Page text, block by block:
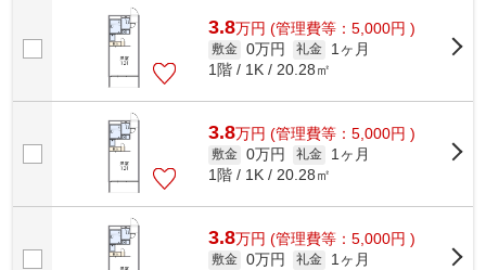
3.8万円 (管理費等：5,000円 )
敷金 0万円 礼金
1ヶ月
1階 / 1K / 20.28㎡
3.8万円 (管理費等：5,000円 )
敷金 0万円 礼金
1ヶ月
1階 / 1K / 20.28㎡
3.8万円 (管理費等：5,000円 )
敷金 0万円 礼金
1ヶ月